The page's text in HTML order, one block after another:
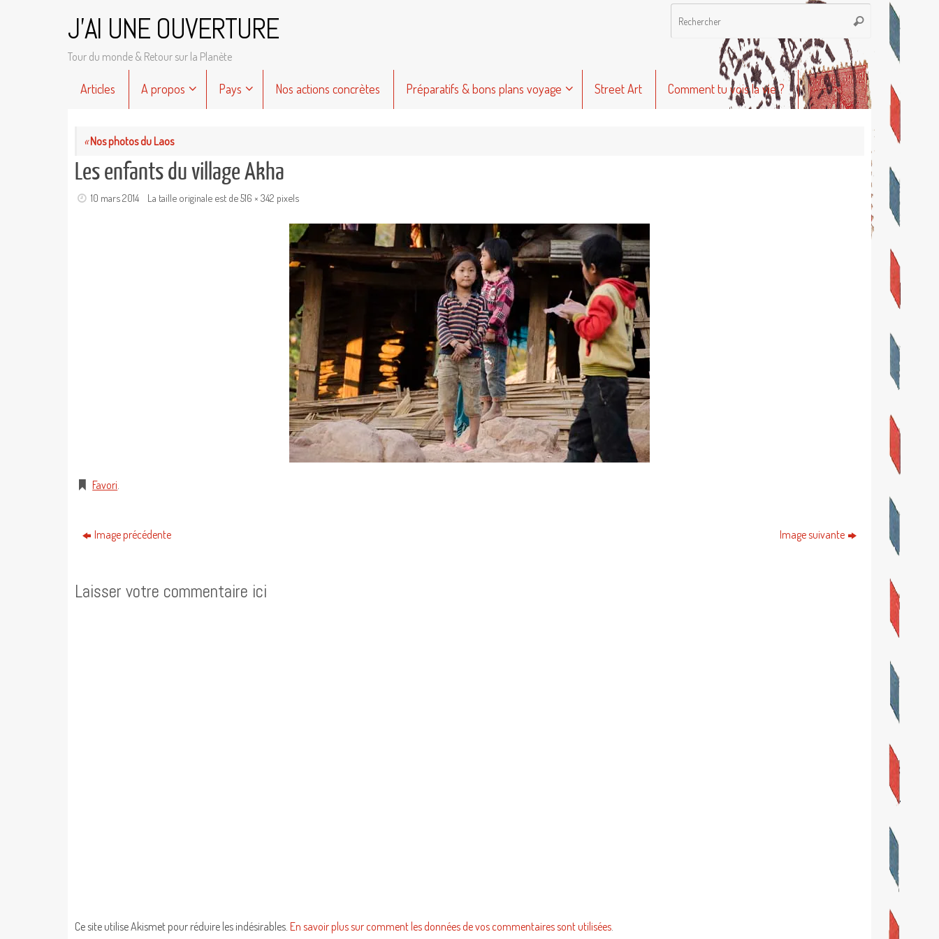
J'AI UNE OUVERTURE
Tour du monde & Retour sur la Planète
Recherche
pour
Rechercher
Articles A propos Pays Nos actions concrètes Préparatifs & bons plans voyage Street Art Comment tu vois la vie ?
«Nos photos du Laos
Les enfants du village Akha
10 mars 2014 La taille originale est de516 × 342 pixels
Favori.
Image précédente Image suivante
Laisser votre commentaire ici
Ce site utilise Akismet pour réduire les indésirables. En savoir plus sur comment les données de vos commentaires sont utilisées.